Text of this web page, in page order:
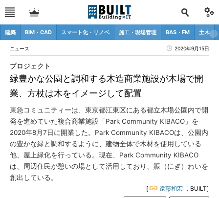
建築 BIM・CAD スマート化・リノベ 施工・現場管理 BAS・FM 土木
ニュース 2020年9月15日
緑豊かな公園と調和する木造商業施設が木場で開
業、方杖は木をイメージして配置
プロジェクト
東急コミュニティーは、東京都江東区にある都立木場公園内で開
発を進めていた複合商業施設「Park Community KIBACO」を
2020年8月7日に開業した。Park Community KIBACOは、公園内
の豊かな緑と調和するように、建物全体で木材を使用している
他、屋上緑化を行っている。現在、Park Community KIBACO
は、周辺住民が憩いの場として活用しており、賑（にぎ）わいを
創出している。
[ 遠藤和宏 ，BUILT]